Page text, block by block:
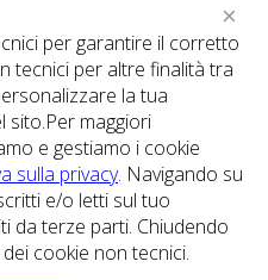
×
per garantire il corretto
tecnici per altre finalità tra
la tua
sito.Per maggiori
e gestiamo i cookie
sulla privacy. Navigando su
e/o letti sul tuo
da terze parti. Chiudendo
cookie non tecnici.